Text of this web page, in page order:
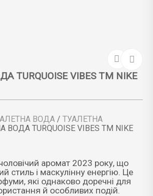
TURQUOISE VIBES ТМ NIKE
ВОДА / ТУАЛЕТНА
ВОДА TURQUOISE VIBES ТМ NIKE
аромат 2023 року, що
стиль і маскулінну енергію. Це
які однаково доречні для
й особливих подій.